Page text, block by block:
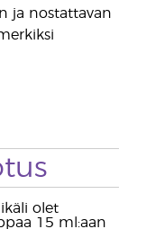
ja nostattavan
olet
15 ml:aan